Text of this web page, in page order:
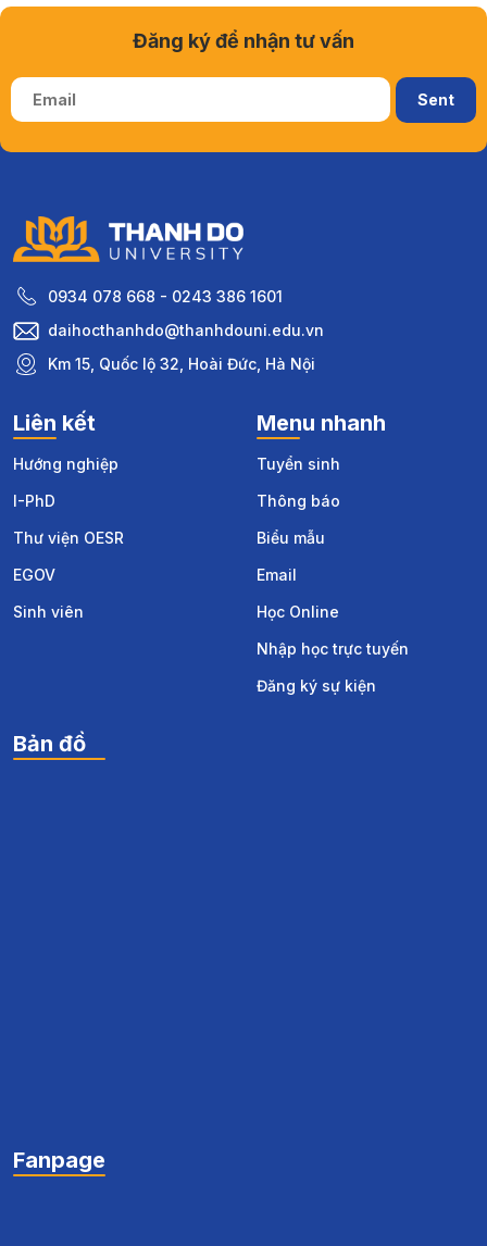
0934 078 668 - 0243 386 1601
daihocthanhdo@thanhdouni.edu.vn
Km 15, Quốc lộ 32, Hoài Đức, Hà Nội
Liên kết
Hướng nghiệp
I-PhD
Thư viện OESR
EGOV
Sinh viên
Menu nhanh
Tuyển sinh
Thông báo
Biểu mẫu
Email
Học Online
Nhập học trực tuyến
Đăng ký sự kiện
Bản đồ
Fanpage
Đăng ký để nhận tư vấn